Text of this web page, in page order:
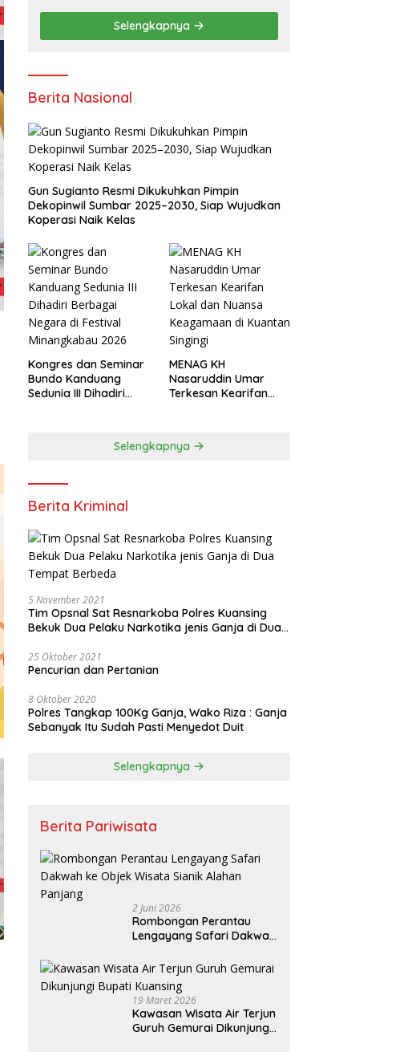
Semangat Kewirausahaan
Warga Kuansing
Selengkapnya
Berita Nasional
Gun Sugianto Resmi Dikukuhkan Pimpin
Dekopinwil Sumbar 2025–2030, Siap Wujudkan
Koperasi Naik Kelas
Kongres dan Seminar
Bundo Kanduang
Sedunia III Dihadiri
MENAG KH
Nasaruddin Umar
Terkesan Kearifan
Selengkapnya
Berita Kriminal
5 November 2021
Tim Opsnal Sat Resnarkoba Polres Kuansing
Bekuk Dua Pelaku Narkotika jenis Ganja di Dua
25 Oktober 2021
Pencurian dan Pertanian
8 Oktober 2020
Polres Tangkap 100Kg Ganja, Wako Riza : Ganja
Sebanyak Itu Sudah Pasti Menyedot Duit
Selengkapnya
Berita Pariwisata
2 Juni 2026
Rombongan Perantau
Lengayang Safari Dakwah
Alahan Panjang
19 Maret 2026
Kawasan Wisata Air Terjun
Guruh Gemurai Dikunjungi